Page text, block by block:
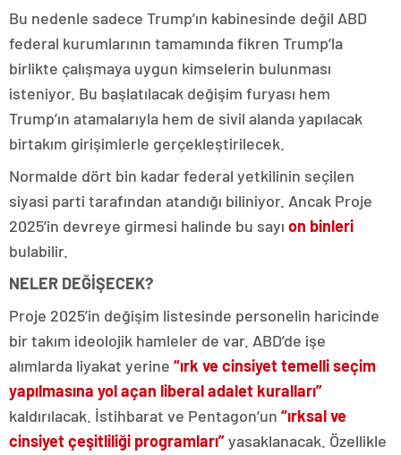
Bu nedenle sadece Trump’ın kabinesinde değil ABD
federal kurumlarının tamamında fikren Trump’la
birlikte çalışmaya uygun kimselerin bulunması
isteniyor. Bu başlatılacak değişim furyası hem
Trump’ın atamalarıyla hem de sivil alanda yapılacak
birtakım girişimlerle gerçekleştirilecek.
Normalde dört bin kadar federal yetkilinin seçilen
siyasi parti tarafından atandığı biliniyor. Ancak Proje
2025’in devreye girmesi halinde bu sayı on binleri
bulabilir.
NELER DEĞİŞECEK?
Proje 2025’in değişim listesinde personelin haricinde
bir takım ideolojik hamleler de var. ABD’de işe
alımlarda liyakat yerine “ırk ve cinsiyet temelli seçim
yapılmasına yol açan liberal adalet kuralları”
kaldırılacak. İstihbarat ve Pentagon’un “ırksal ve
cinsiyet çeşitliliği programları”yasaklanacak. Özellikle